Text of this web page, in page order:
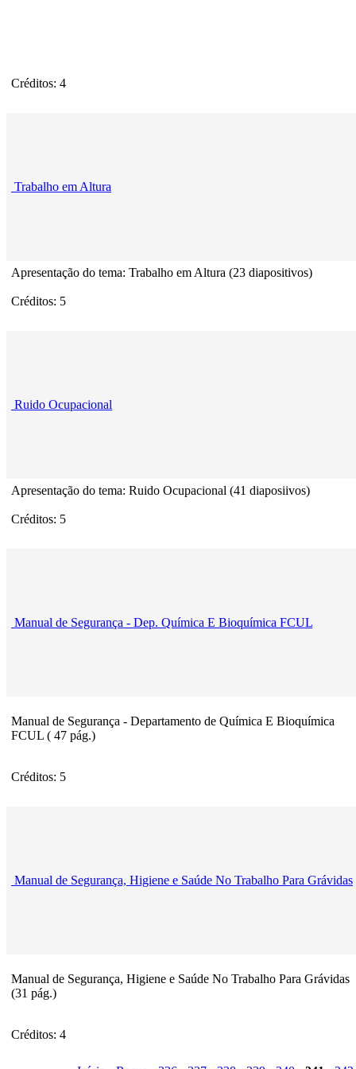
Créditos: 4
Trabalho em Altura
Apresentação do tema: Trabalho em Altura (23 diapositivos)
Créditos: 5
Ruido Ocupacional
Apresentação do tema: Ruido Ocupacional (41 diaposiivos)
Créditos: 5
Manual de Segurança - Dep. Química E Bioquímica FCUL
Manual de Segurança - Departamento de Química E Bioquímica
FCUL ( 47 pág.)
Créditos: 5
Manual de Segurança, Higiene e Saúde No Trabalho Para Grávidas
Manual de Segurança, Higiene e Saúde No Trabalho Para Grávidas
(31 pág.)
Créditos: 4